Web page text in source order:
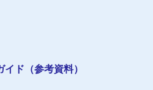
ド（参考資料）